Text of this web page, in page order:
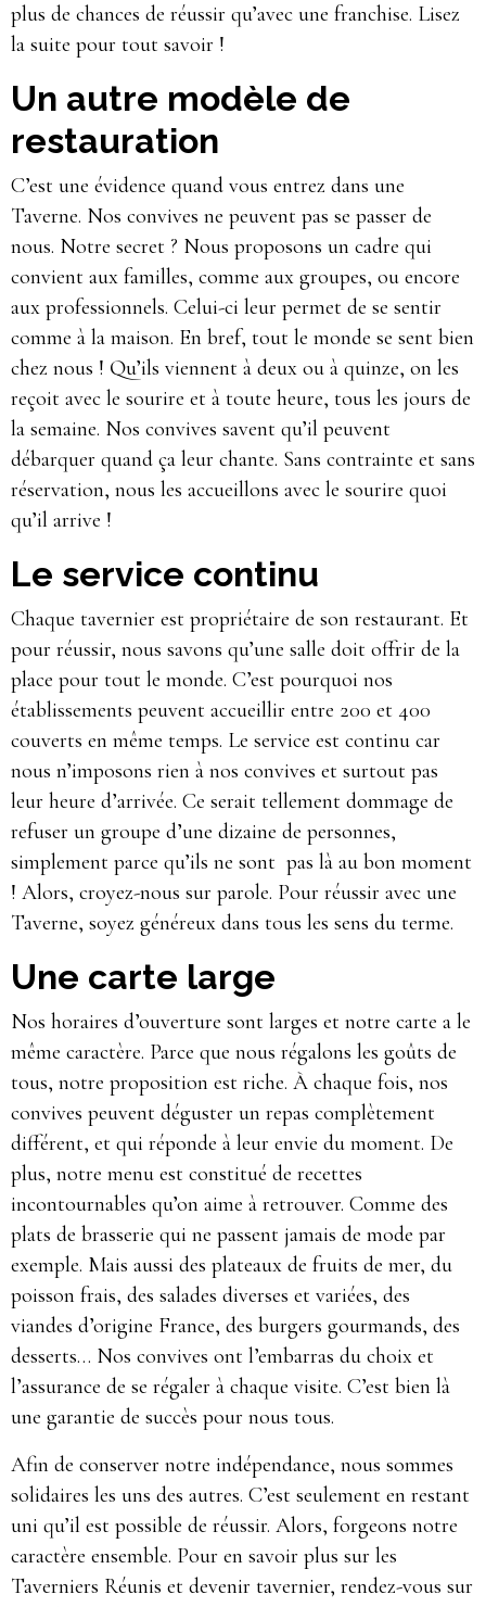
plus de chances de réussir qu’avec une franchise. Lisez
la suite pour tout savoir !
Un autre modèle de
restauration
C’est une évidence quand vous entrez dans une
Taverne. Nos convives ne peuvent pas se passer de
nous. Notre secret ? Nous proposons un cadre qui
convient aux familles, comme aux groupes, ou encore
aux professionnels. Celui-ci leur permet de se sentir
comme à la maison. En bref, tout le monde se sent bien
chez nous ! Qu’ils viennent à deux ou à quinze, on les
reçoit avec le sourire et à toute heure, tous les jours de
la semaine. Nos convives savent qu’il peuvent
débarquer quand ça leur chante. Sans contrainte et sans
réservation, nous les accueillons avec le sourire quoi
qu’il arrive !
Le service continu
Chaque tavernier est propriétaire de son restaurant. Et
pour réussir, nous savons qu’une salle doit offrir de la
place pour tout le monde. C’est pourquoi nos
établissements peuvent accueillir entre 200 et 400
couverts en même temps. Le service est continu car
nous n’imposons rien à nos convives et surtout pas
leur heure d’arrivée. Ce serait tellement dommage de
refuser un groupe d’une dizaine de personnes,
simplement parce qu’ils ne sont pas là au bon moment
! Alors, croyez-nous sur parole. Pour réussir avec une
Taverne, soyez généreux dans tous les sens du terme.
Une carte large
Nos horaires d’ouverture sont larges et notre carte a le
même caractère. Parce que nous régalons les goûts de
tous, notre proposition est riche. À chaque fois, nos
convives peuvent déguster un repas complètement
différent, et qui réponde à leur envie du moment. De
plus, notre menu est constitué de recettes
incontournables qu’on aime à retrouver. Comme des
plats de brasserie qui ne passent jamais de mode par
exemple. Mais aussi des plateaux de fruits de mer, du
poisson frais, des salades diverses et variées, des
viandes d’origine France, des burgers gourmands, des
desserts… Nos convives ont l’embarras du choix et
l’assurance de se régaler à chaque visite. C’est bien là
une garantie de succès pour nous tous.
Afin de conserver notre indépendance, nous sommes
solidaires les uns des autres. C’est seulement en restant
uni qu’il est possible de réussir. Alors, forgeons notre
caractère ensemble. Pour en savoir plus sur les
Taverniers Réunis et devenir tavernier, rendez-vous sur